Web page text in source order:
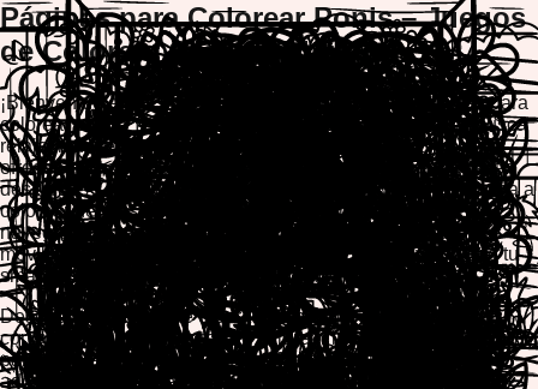
Páginas para Colorear Ponis – Juegos
de Colorear Gratis en Línea
¡Bienvenido a nuestra encantadora colección de páginas para
colorear ponis! Ya seas un artista joven o un adulto que busca
relajación creativa, nuestros juegos de colorear ponis gratis
ofrecen horas infinitas de diversión artística. No se requieren
descargas – simplemente visita nuestro sitio web y comienza a
colorear hermosos diseños de ponis al instante en tu
navegador. Nuestra plataforma compatible con dispositivos
móviles te permite colorear en cualquier dispositivo, desde tu
smartphone hasta tu tablet o computadora de escritorio.
Descubre la alegría de crear tu propio arte mágico de ponis
con nuestras herramientas de colorear intuitivas. Elige de una
paleta vibrante de colores, usa efectos creativos y da vida a
adorables personajes de ponis. Cada página para colorear